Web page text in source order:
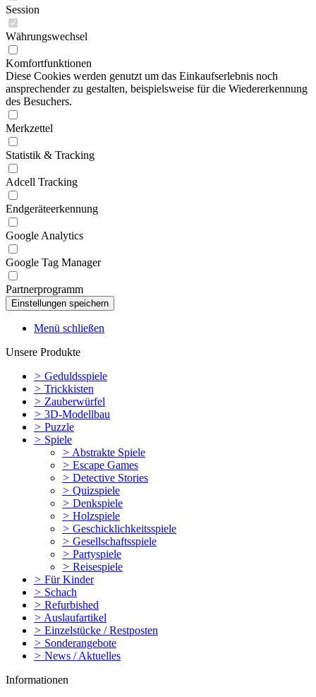
Session
Währungswechsel
Komfortfunktionen
Diese Cookies werden genutzt um das Einkaufserlebnis noch
ansprechender zu gestalten, beispielsweise für die Wiedererkennung
des Besuchers.
Merkzettel
Statistik & Tracking
Adcell Tracking
Endgeräteerkennung
Google Analytics
Google Tag Manager
Partnerprogramm
Menü schließen
Unsere Produkte
> Geduldsspiele
> Trickkisten
> Zauberwürfel
> 3D-Modellbau
> Puzzle
> Spiele
> Abstrakte Spiele
> Escape Games
> Detective Stories
> Quizspiele
> Denkspiele
> Holzspiele
> Geschicklichkeitsspiele
> Gesellschaftsspiele
> Partyspiele
> Reisespiele
> Für Kinder
> Schach
> Refurbished
> Auslaufartikel
> Einzelstücke / Restposten
> Sonderangebote
> News / Aktuelles
Informationen